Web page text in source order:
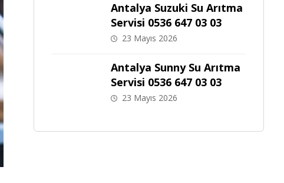
Antalya Suzuki Su Arıtma
Servisi 0536 647 03 03
23 Mayıs 2026
Antalya Sunny Su Arıtma
Servisi 0536 647 03 03
23 Mayıs 2026